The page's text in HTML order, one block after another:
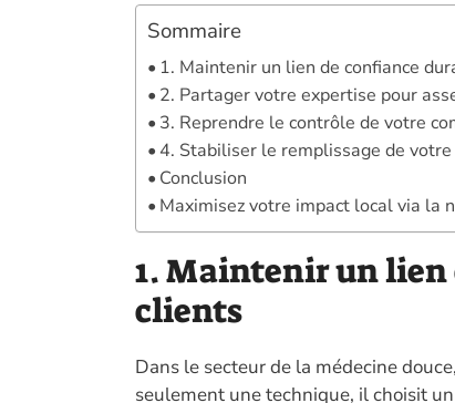
Sommaire
1. Maintenir un lien de confiance
2. Partager votre expertise pour
3. Reprendre le contrôle de votre
4. Stabiliser le remplissage de votre
Conclusion
Maximisez votre impact local via la
1. Maintenir un lien
clients
Dans le secteur de la médecine
seulement une technique, il choisit